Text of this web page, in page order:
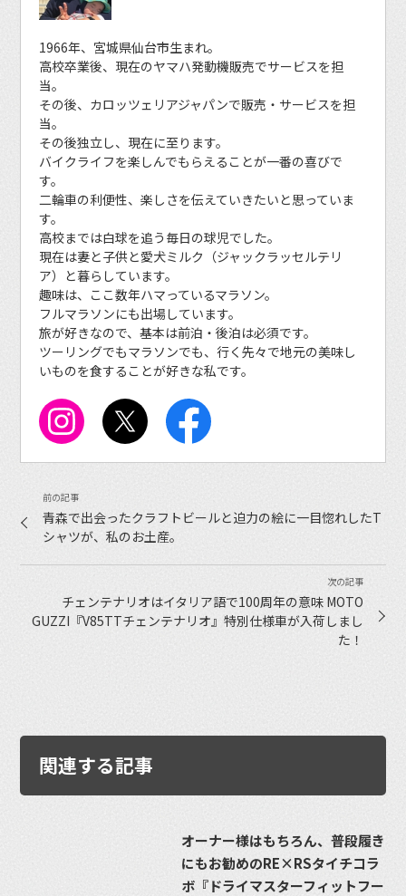
1966年、宮城県仙台市生まれ。
高校卒業後、現在のヤマハ発動機販売でサービスを担
当。
その後、カロッツェリアジャパンで販売・サービスを担
当。
その後独立し、現在に至ります。
バイクライフを楽しんでもらえることが一番の喜びで
す。
二輪車の利便性、楽しさを伝えていきたいと思っていま
す。
高校までは白球を追う毎日の球児でした。
現在は妻と子供と愛犬ミルク（ジャックラッセルテリ
ア）と暮らしています。
趣味は、ここ数年ハマっているマラソン。
フルマラソンにも出場しています。
旅が好きなので、基本は前泊・後泊は必須です。
ツーリングでもマラソンでも、行く先々で地元の美味し
いものを食することが好きな私です。
青森で出会ったクラフトビールと迫力の絵に一目惚れしたT
シャツが、私のお土産。
チェンテナリオはイタリア語で100周年の意味 MOTO
GUZZI『V85TTチェンテナリオ』特別仕様車が入荷しまし
た！
関連する記事
オーナー様はもちろん、普段履き
にもお勧めのRE×RSタイチコラ
ボ『ドライマスターフィットフー